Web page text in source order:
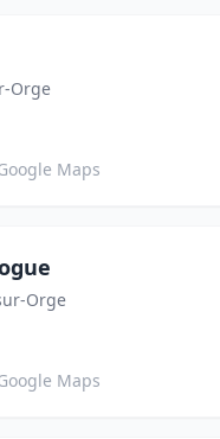
Orge
Maps
Orge
Maps